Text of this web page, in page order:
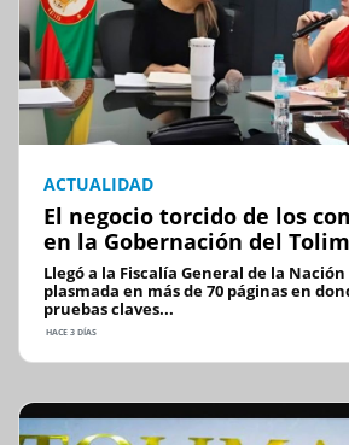
ACTUALIDAD
El negocio torcido de los
en la Gobernación del
Llegó a la Fiscalía General de la
plasmada en más de 70 páginas en
pruebas claves...
HACE 3 DÍAS